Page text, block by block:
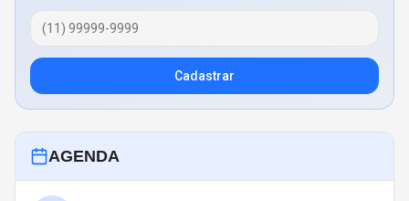
Cadastrar
AGENDA